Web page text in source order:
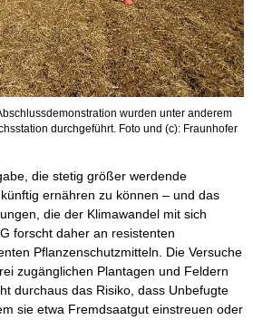
wurden unter anderem
durchgeführt. Foto und (c): Fraunhofer
die stetig größer werdende
ernähren zu können – und das
die der Klimawandel mit sich
forscht daher an resistenten
Pflanzenschutzmitteln. Die Versuche
zugänglichen Plantagen und Feldern
durchaus das Risiko, dass Unbefugte
sie etwa Fremdsaatgut einstreuen oder